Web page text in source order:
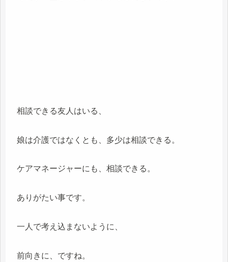
相談できる友人はいる、
娘は介護ではなくとも、多少は相談できる。
ケアマネージャーにも、相談できる。
ありがたい事です。
一人で考え込まないように、
前向きに、ですね。